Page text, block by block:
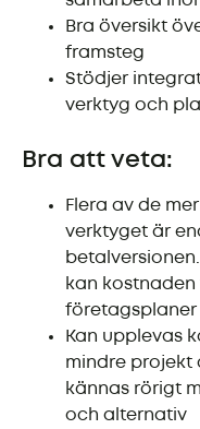
Bra översikt
framsteg
Stödjer
verktyg och
Bra att veta:
Flera av de
verktyget är
kan
Kan upplevas
mindre projekt
kännas rörigt
och alternativ